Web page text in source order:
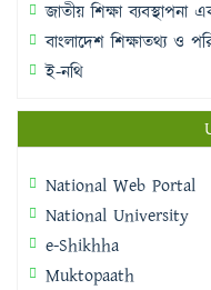
জাতীয় শিক্ষা ব্যবস্থাপনা
বাংলাদেশ শিক্ষাতথ্য ও
ই-নথি
National Web Portal
National University
e-Shikhha
Muktopaath